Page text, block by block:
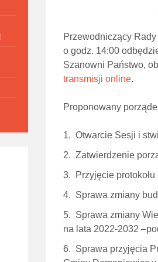
Przewodniczący
o godz. 14:00
Szanowni Państwo,
transmisji online.
Proponowany
Otwarcie Sesji i
Zatwierdzenie
Przyjęcie
Sprawa zmiany
Sprawa zmiany
na lata 2022-2032
Sprawa przyjęcia